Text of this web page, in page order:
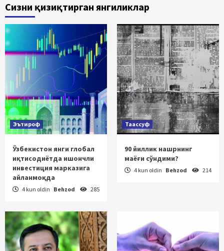
Сизни қизиқтирган янгиликлар
Эътироф
Ўзбекистон янги глобал
иқтисодиётда ишончли
инвестиция марказига
айланмоқда
4 kun oldin Behzod 285
Таассуф
90 йиллик нашрнинг
маёғи сўндими?
4 kun oldin Behzod 214